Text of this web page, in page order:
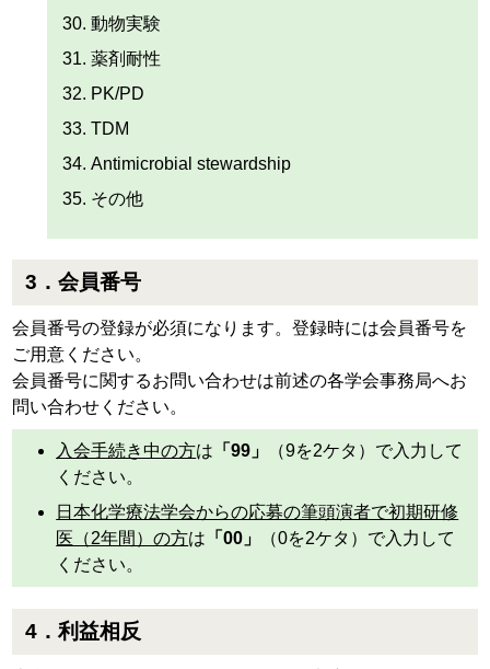
動物実験
薬剤耐性
PK/PD
TDM
Antimicrobial stewardship
その他
3．会員番号
会員番号の登録が必須になります。登録時には会員番号を
ご用意ください。
会員番号に関するお問い合わせは前述の各学会事務局へお
問い合わせください。
入会手続き中の方は 「99」
（9を2ケタ）で入力して
ください。
日本化学療法学会からの応募の筆頭演者で初期研修
医（2年間）の方は 「00」
（0を2ケタ）で入力して
ください。
4．利益相反